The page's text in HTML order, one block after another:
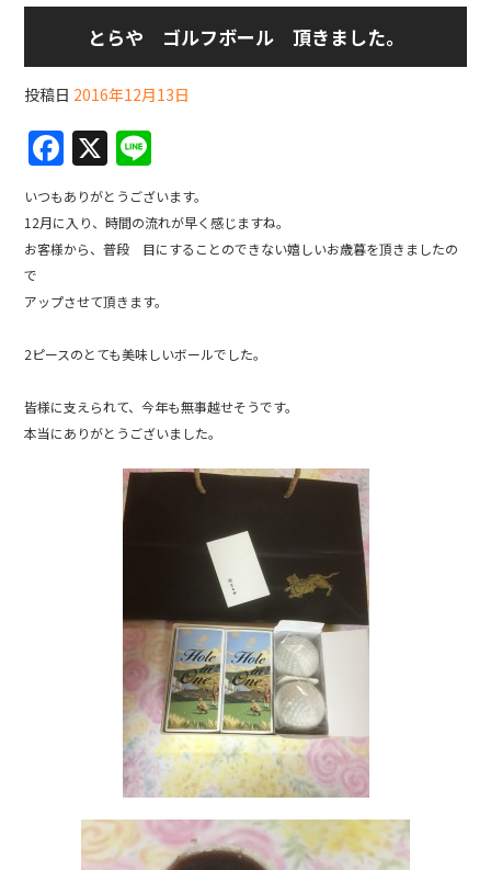
とらや ゴルフボール 頂きました。
投稿日 2016年12月13日
F
a
c
e
b
o
o
k
X
n
e
いつもありがとうございます。
12月に入り、時間の流れが早く感じますね。
お客様から、普段 目にすることのできない嬉しいお歳暮を頂きましたの
で
アップさせて頂きます。
2ピースのとても美味しいボールでした。
皆様に支えられて、今年も無事越せそうです。
本当にありがとうございました。